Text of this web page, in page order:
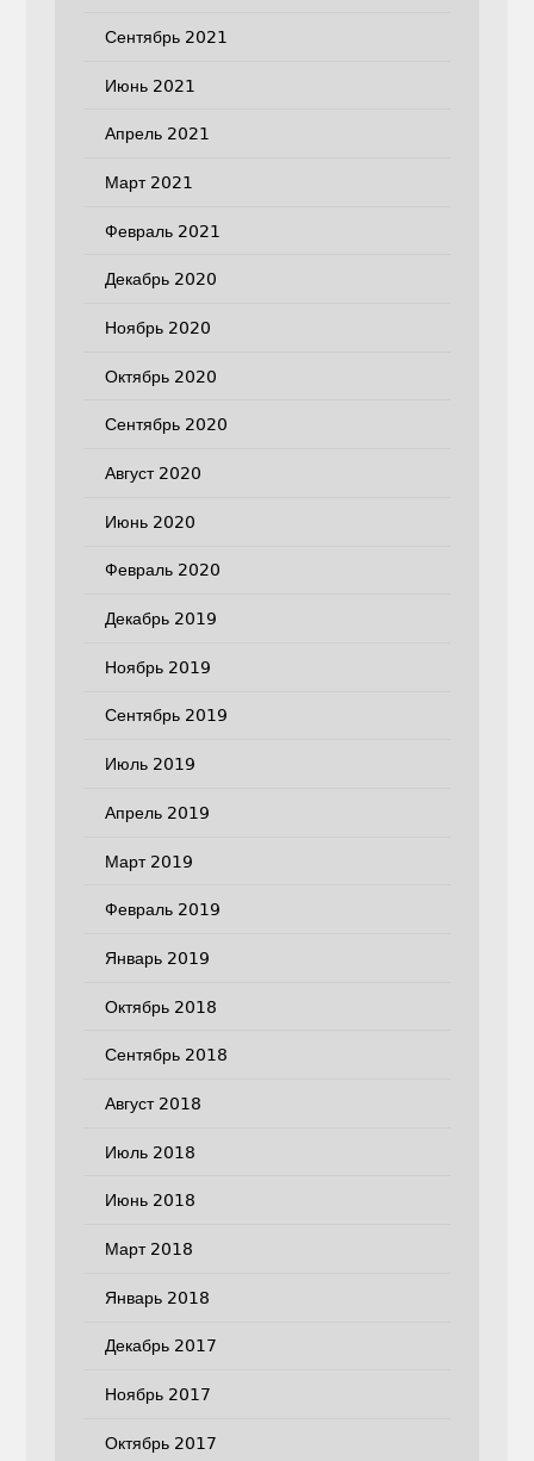
Сентябрь 2021
Июнь 2021
Апрель 2021
Март 2021
Февраль 2021
Декабрь 2020
Ноябрь 2020
Октябрь 2020
Сентябрь 2020
Август 2020
Июнь 2020
Февраль 2020
Декабрь 2019
Ноябрь 2019
Сентябрь 2019
Июль 2019
Апрель 2019
Март 2019
Февраль 2019
Январь 2019
Октябрь 2018
Сентябрь 2018
Август 2018
Июль 2018
Июнь 2018
Март 2018
Январь 2018
Декабрь 2017
Ноябрь 2017
Октябрь 2017